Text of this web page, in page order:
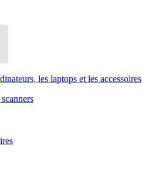
les laptops et les accessoires